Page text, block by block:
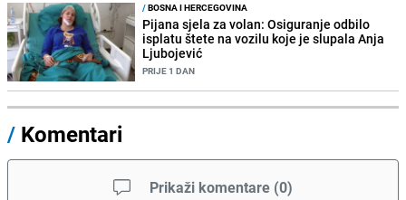
/BOSNA I HERCEGOVINA
Pijana sjela za volan: Osiguranje odbilo
isplatu štete na vozilu koje je slupala Anja
Ljubojević
PRIJE 1 DAN
/ Komentari
Prikaži komentare (0)